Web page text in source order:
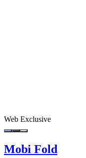
Web Exclusive
Mobi Fold